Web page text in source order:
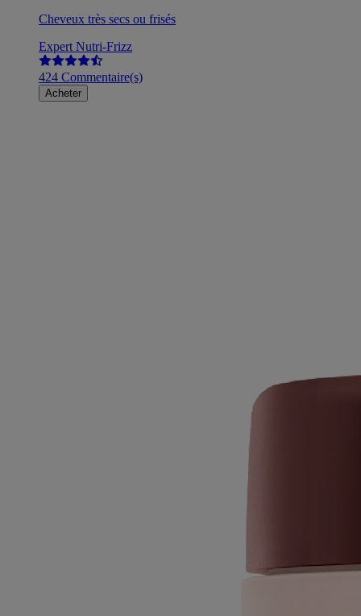
Cheveux très secs ou frisés
Expert Nutri-Frizz
424 Commentaire(s)
Acheter